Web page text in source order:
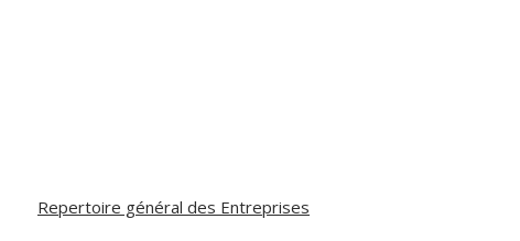
Repertoire général des Entreprises